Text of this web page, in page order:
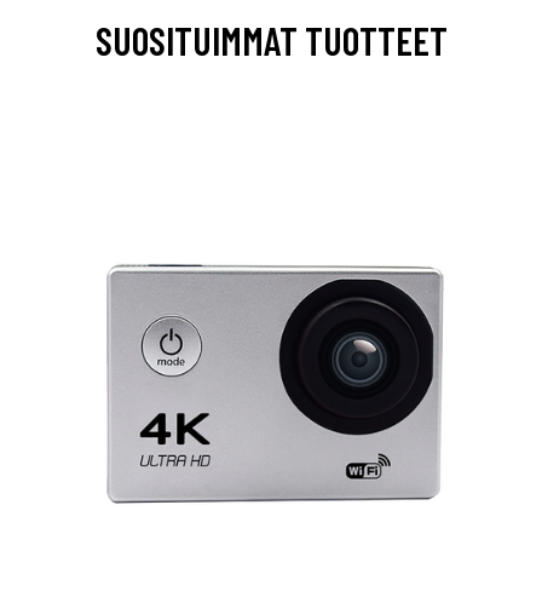
SUOSITUIMMAT TUOTTEET